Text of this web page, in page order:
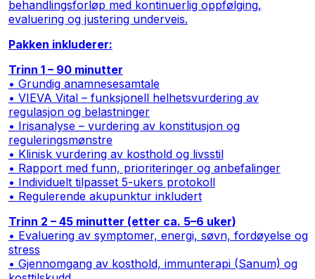
behandlingsforløp med kontinuerlig oppfølging,
evaluering og justering underveis.
Pakken inkluderer:
Trinn 1 – 90 minutter
• Grundig anamnesesamtale
• VIEVA Vital – funksjonell helhetsvurdering av
regulasjon og belastninger
• Irisanalyse – vurdering av konstitusjon og
reguleringsmønstre
• Klinisk vurdering av kosthold og livsstil
• Rapport med funn, prioriteringer og anbefalinger
• Individuelt tilpasset 5-ukers protokoll
• Regulerende akupunktur inkludert
Trinn 2 – 45 minutter (etter ca. 5–6 uker)
• Evaluering av symptomer, energi, søvn, fordøyelse og
stress
• Gjennomgang av kosthold, immunterapi (Sanum) og